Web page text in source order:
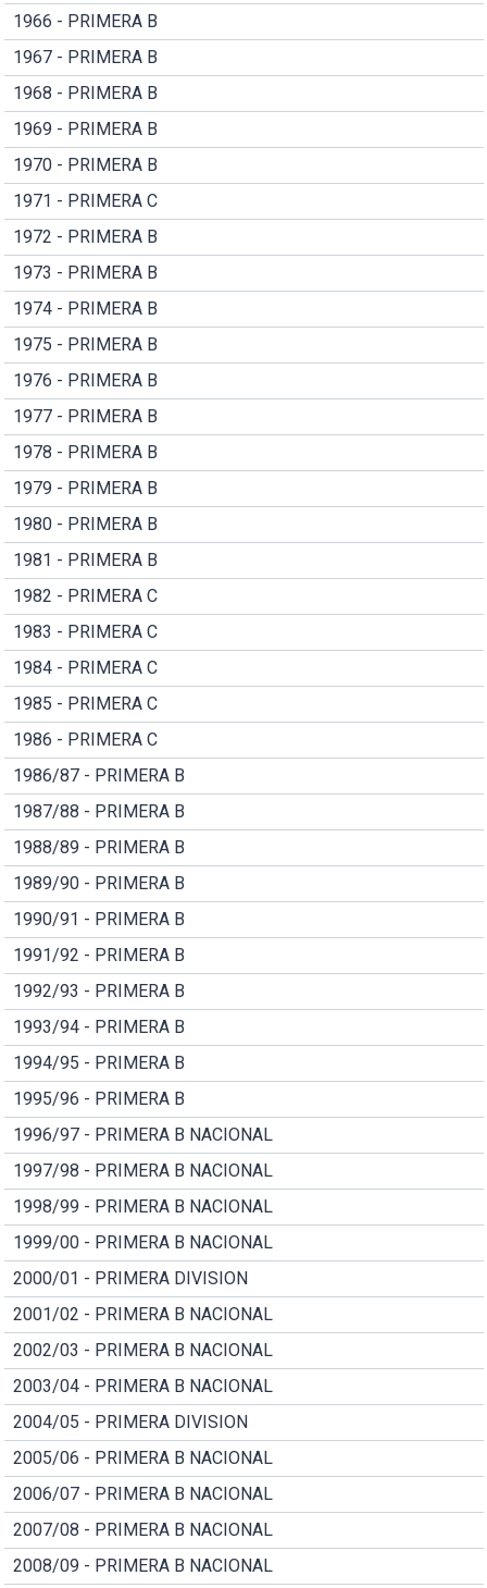
1966 - PRIMERA B
1967 - PRIMERA B
1968 - PRIMERA B
1969 - PRIMERA B
1970 - PRIMERA B
1971 - PRIMERA C
1972 - PRIMERA B
1973 - PRIMERA B
1974 - PRIMERA B
1975 - PRIMERA B
1976 - PRIMERA B
1977 - PRIMERA B
1978 - PRIMERA B
1979 - PRIMERA B
1980 - PRIMERA B
1981 - PRIMERA B
1982 - PRIMERA C
1983 - PRIMERA C
1984 - PRIMERA C
1985 - PRIMERA C
1986 - PRIMERA C
1986/87 - PRIMERA B
1987/88 - PRIMERA B
1988/89 - PRIMERA B
1989/90 - PRIMERA B
1990/91 - PRIMERA B
1991/92 - PRIMERA B
1992/93 - PRIMERA B
1993/94 - PRIMERA B
1994/95 - PRIMERA B
1995/96 - PRIMERA B
1996/97 - PRIMERA B NACIONAL
1997/98 - PRIMERA B NACIONAL
1998/99 - PRIMERA B NACIONAL
1999/00 - PRIMERA B NACIONAL
2000/01 - PRIMERA DIVISION
2001/02 - PRIMERA B NACIONAL
2002/03 - PRIMERA B NACIONAL
2003/04 - PRIMERA B NACIONAL
2004/05 - PRIMERA DIVISION
2005/06 - PRIMERA B NACIONAL
2006/07 - PRIMERA B NACIONAL
2007/08 - PRIMERA B NACIONAL
2008/09 - PRIMERA B NACIONAL